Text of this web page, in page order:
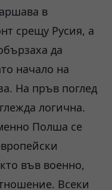
в
срещу Русия, а
да
начало на
На пръв поглед
логична.
Полша се
във военно,
Всеки